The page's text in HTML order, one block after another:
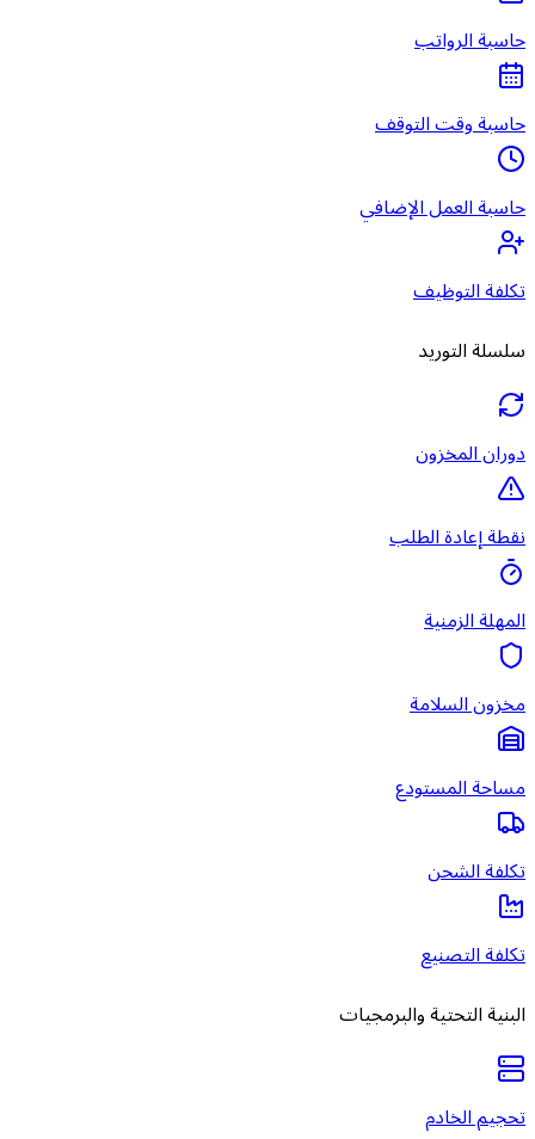
حاسبة الرواتب
حاسبة وقت التوقف
حاسبة العمل الإضافي
تكلفة التوظيف
سلسلة التوريد
دوران المخزون
نقطة إعادة الطلب
المهلة الزمنية
مخزون السلامة
مساحة المستودع
تكلفة الشحن
تكلفة التصنيع
البنية التحتية والبرمجيات
تحجيم الخادم